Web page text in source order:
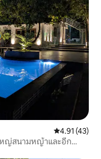
คะแนนเฉลี่ย
4.91 (43)
หญ่สนามหญ้าและอีก